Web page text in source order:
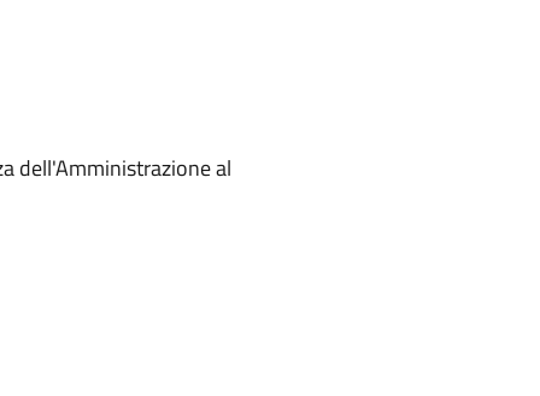
dell'Amministrazione al